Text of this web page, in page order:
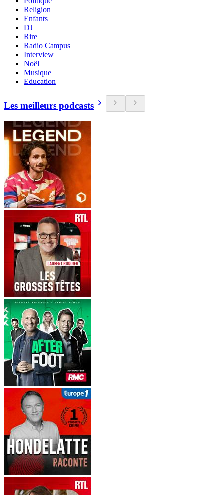
Religion
Enfants
DJ
Rire
Radio Campus
Interview
Noël
Musique
Education
Les meilleurs podcasts